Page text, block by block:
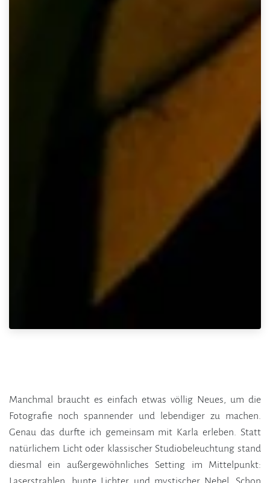
Manchmal braucht es einfach etwas völlig Neues, um die
Fotografie noch spannender und lebendiger zu machen.
Genau das durfte ich gemeinsam mit Karla erleben. Statt
natürlichem Licht oder klassischer Studiobeleuchtung stand
diesmal ein außergewöhnliches Setting im Mittelpunkt: